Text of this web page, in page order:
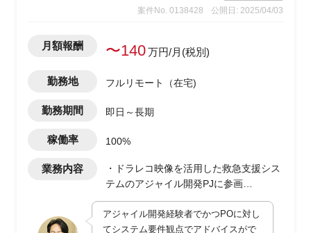
案件No. 0138428
公開日: 2025/04/03
月額報酬 〜140万円/月(税別)
勤務地 フルリモート（在宅)
勤務期間 即日～長期
稼働率 100%
業務内容
・ドラレコ映像を活用した救急支援シス
テムのアジャイル開発PJに参画
・POに対してシステム観点でのアドバ
イスおよび補佐を実施
・現行は一部都市で運用開始、今後全国
アジャイル開発経験者でかつPOに対し
てシステム要件観点でアドバイスがで